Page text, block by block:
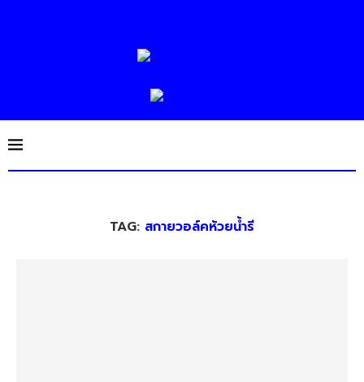
TAG: สกายวอล์คห้วยน้ำรี